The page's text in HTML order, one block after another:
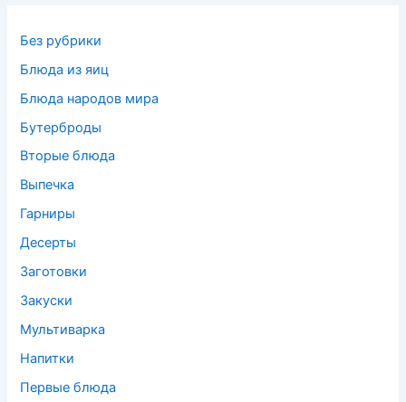
Без рубрики
Блюда из яиц
Блюда народов мира
Бутерброды
Вторые блюда
Выпечка
Гарниры
Десерты
Заготовки
Закуски
Мультиварка
Напитки
Первые блюда